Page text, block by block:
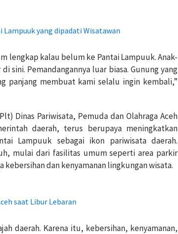
yang dipadati Wisatawan
lengkap kalau belum ke Pantai Lampuuk. Anak-
sini. Pemandangannya luar biasa. Gunung yang
panjang membuat kami selalu ingin kembali,”
Dinas Pariwisata, Pemuda dan Olahraga Aceh
daerah, terus berupaya meningkatkan
Lampuuk sebagai ikon pariwisata daerah.
mulai dari fasilitas umum seperti area parkir
kebersihan dan kenyamanan lingkungan wisata.
saat Libur Lebaran
daerah. Karena itu, kebersihan, kenyamanan,